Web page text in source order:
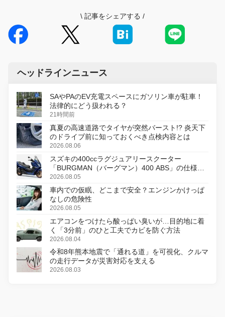
\ 記事をシェアする /
ヘッドラインニュース
SAやPAのEV充電スペースにガソリン車が駐車！
法律的にどう扱われる？
21時間前
真夏の高速道路でタイヤが突然バースト!? 炎天下
のドライブ前に知っておくべき点検内容とは
2026.08.06
スズキの400ccラグジュアリースクーター
「BURGMAN（バーグマン）400 ABS」の仕様を
変更し、8月18日に発売
2026.08.05
車内での仮眠、どこまで安全？エンジンかけっぱ
なしの危険性
2026.08.05
エアコンをつけたら酸っぱい臭いが…目的地に着
く「3分前」のひと工夫でカビを防ぐ方法
2026.08.04
令和8年熊本地震で「通れる道」を可視化、クルマ
の走行データが災害対応を支える
2026.08.03